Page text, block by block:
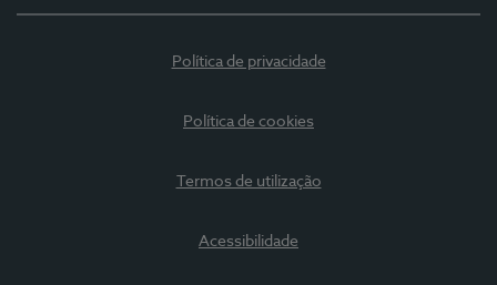
Política de privacidade
Política de cookies
Termos de utilização
Acessibilidade